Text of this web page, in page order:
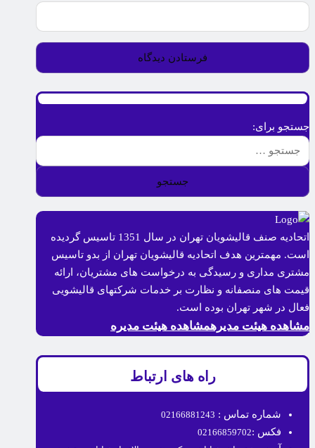
جستجو برای:
اتحادیه صنف قالیشویان تهران در سال 1351 تاسیس گردیده
است. مهمترین هدف اتحادیه قالیشویان تهران از بدو تاسیس
مشتری مداری و رسیدگی به درخواست های مشتریان، ارائه
قیمت های منصفانه و نظارت بر خدمات شرکتهای قالیشویی
فعال در شهر تهران بوده است.
مشاهده هیئت مدیرهمشاهده هیئت مدیره
راه های ارتباط
شماره تماس : 02166881243
فکس :02166859702